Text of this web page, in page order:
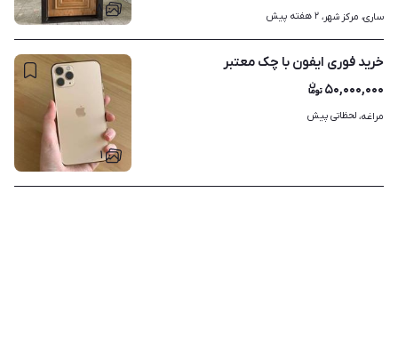
۸
ساری، مرکز شهر، ۲ هفته پیش
۱
خرید فوری ایفون با چک معتبر
۵۰,۰۰۰,۰۰۰
مراغه، لحظاتی پیش